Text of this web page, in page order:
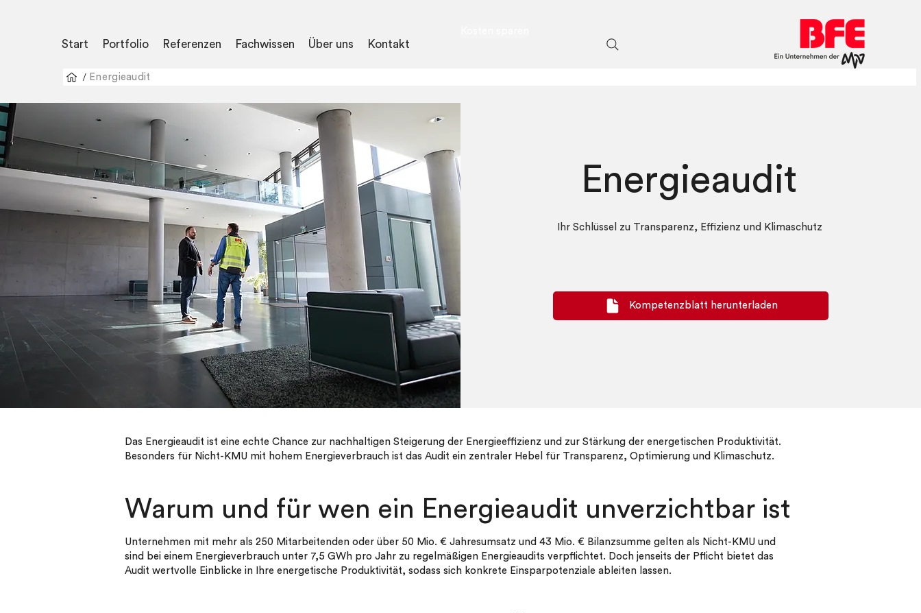
Start Portfolio Referenzen Fachwissen Über uns Kontakt
/ Energieaudit
Energieaudit
Ihr Schlüssel zu Transparenz, Effizienz und Klimaschutz
Kompetenzblatt herunterladen
Das Energieaudit ist eine echte Chance zur nachhaltigen Steigerung der Energieeffizienz und zur Stärkung der energetischen Produktivität.
Besonders für Nicht-KMU mit hohem Energieverbrauch ist das Audit ein zentraler Hebel für Transparenz, Optimierung und Klimaschutz.
Warum und für wen ein Energieaudit unverzichtbar ist
Unternehmen mit mehr als 250 Mitarbeitenden oder über 50 Mio. € Jahresumsatz und 43 Mio. € Bilanzsumme gelten als Nicht-KMU und
sind bei einem Energieverbrauch unter 7,5 GWh pro Jahr zu regelmäßigen Energieaudits verpflichtet. Doch jenseits der Pflicht bietet das
Audit wertvolle Einblicke in Ihre energetische Produktivität, sodass sich konkrete Einsparpotenziale ableiten lassen.